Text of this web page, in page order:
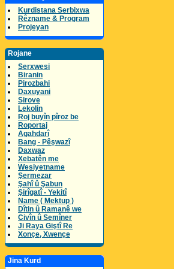
Kurdistana Serbixwa
Rêzname & Program
Projeyan
Rojane
Serxwesi
Biranin
Pirozbahi
Daxuyani
Sirove
Lekolin
Roj buyîn pîroz be
Roportaj
Agahdarî
Bang - Pêşwazî
Daxwaz
Xebatên me
Wesiyetname
Şermezar
Şahî û Şabun
Şirîgatî - Yekitî
Name ( Mektup )
Dîtin û Ramanê we
Civîn û Semîner
Ji Raya Giştî Re
Xonçe, Xwençe
Jina Kurd